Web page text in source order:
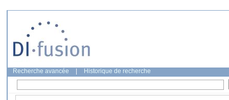
Recherche avancée Historique de recherche